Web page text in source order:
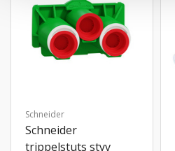
Schneider
Schneider
trippelstuts styv